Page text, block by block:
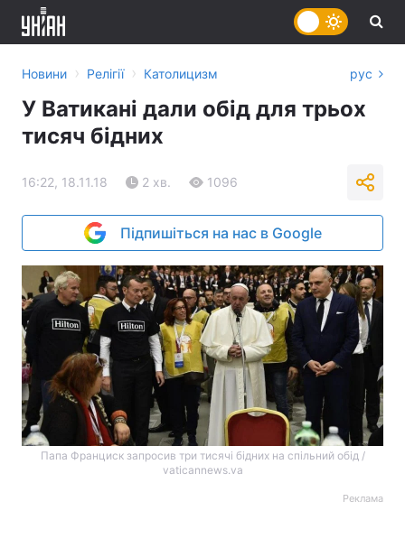
Новини › Релігії › Католицизм рус
У Ватикані дали обід для трьох
тисяч бідних
16:22, 18.11.18 2 хв. 1096
Підпишіться на нас в Google
Папа Франциск запросив три тисячі бідних на спільний обід /
vaticannews.va
Реклама